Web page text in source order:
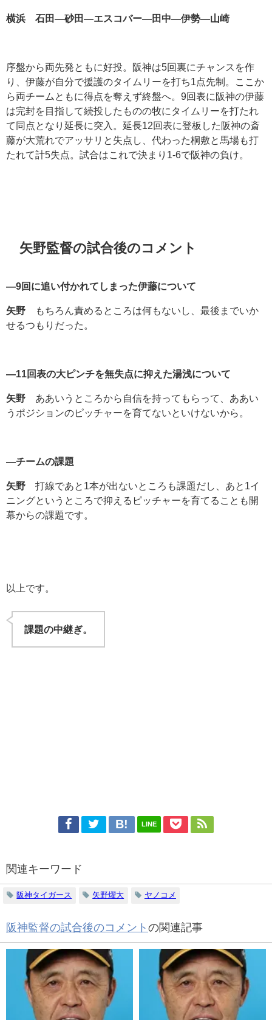
横浜 石田―砂田―エスコバー―田中―伊勢―山崎
序盤から両先発ともに好投。阪神は5回裏にチャンスを作
り、伊藤が自分で援護のタイムリーを打ち1点先制。ここか
ら両チームともに得点を奪えず終盤へ。9回表に阪神の伊藤
は完封を目指して続投したものの牧にタイムリーを打たれ
て同点となり延長に突入。延長12回表に登板した阪神の斎
藤が大荒れでアッサリと失点し、代わった桐敷と馬場も打
たれて計5失点。試合はこれで決まり1-6で阪神の負け。
矢野監督の試合後のコメント
―9回に追い付かれてしまった伊藤について
矢野 もちろん責めるところは何もないし、最後までいか
せるつもりだった。
―11回表の大ピンチを無失点に抑えた湯浅について
矢野 ああいうところから自信を持ってもらって、ああい
うポジションのピッチャーを育てないといけないから。
―チームの課題
矢野 打線であと1本が出ないところも課題だし、あと1イ
ニングというところで抑えるピッチャーを育てることも開
幕からの課題です。
以上です。
課題の中継ぎ。
LINE
関連キーワード
阪神タイガース 矢野燿大 ヤノコメ
阪神監督の試合後のコメント の関連記事